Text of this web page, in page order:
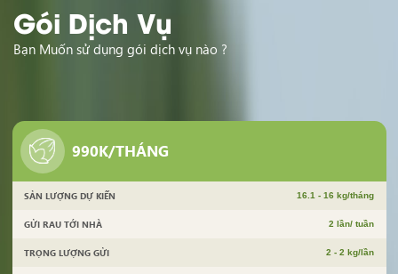
Gói Dịch Vụ
Bạn Muốn sử dụng gói dịch vụ nào ?
990K/THÁNG
SẢN LƯỢNG DỰ KIẾN 16.1 - 16 kg/tháng
GỬI RAU TỚI NHÀ 2 lần/ tuần
TRỌNG LƯỢNG GỬI 2 - 2 kg/lần